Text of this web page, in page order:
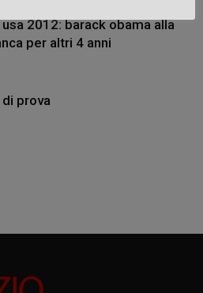
2012: barack obama alla
per altri 4 anni
prova